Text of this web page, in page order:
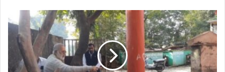
परिषद
अध्यक्ष
उपाध्यक्ष
ने